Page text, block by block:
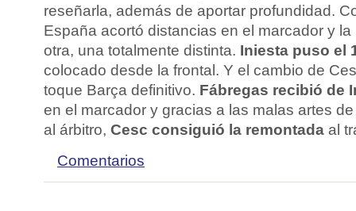
reseñarla, además de aportar profundidad.
España acortó distancias en el marcador y
otra, una totalmente distinta. Iniesta puso el
colocado desde la frontal. Y el cambio de
toque Barça definitivo. Fábregas recibió de
en el marcador y gracias a las malas artes
al árbitro, Cesc consiguió la remontada al
Comentarios